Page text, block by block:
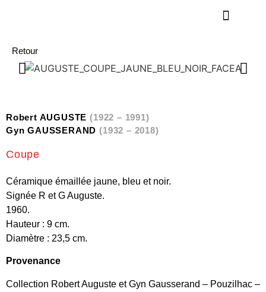
Retour
Robert AUGUSTE (1922 – 1991)
Gyn GAUSSERAND (1932 – 2018)
Coupe
Céramique émaillée jaune, bleu et noir.
Signée R et G Auguste.
1960.
Hauteur : 9 cm.
Diamètre : 23,5 cm.
Provenance
Collection Robert Auguste et Gyn Gausserand – Pouzilhac –